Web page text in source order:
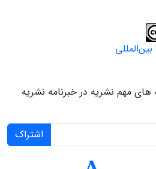
های مهم نشریه در خبرنامه نشریه
اشتراک